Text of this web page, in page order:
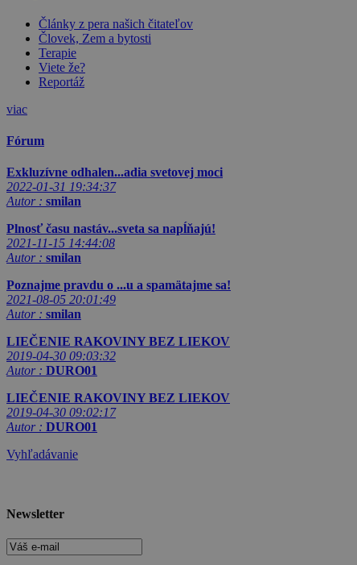
Články z pera našich čitateľov
Človek, Zem a bytosti
Terapie
Viete že?
Reportáž
viac
Fórum
Exkluzívne odhalen...adia svetovej moci
2022-01-31 19:34:37
Autor : smilan
Plnosť času nastáv...sveta sa napĺňajú!
2021-11-15 14:44:08
Autor : smilan
Poznajme pravdu o ...u a spamätajme sa!
2021-08-05 20:01:49
Autor : smilan
LIEČENIE RAKOVINY BEZ LIEKOV
2019-04-30 09:03:32
Autor : DURO01
LIEČENIE RAKOVINY BEZ LIEKOV
2019-04-30 09:02:17
Autor : DURO01
Vyhľadávanie
Newsletter